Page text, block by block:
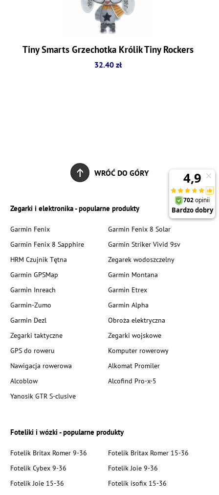
Tiny Smarts Grzechotka Królik Tiny Rockers
32.40 zł
WRÓĆ DO GÓRY
Zegarki i elektronika - popularne produkty
Garmin Fenix
Garmin Fenix 8 Solar
Garmin Fenix 8 Sapphire
Garmin Striker Vivid 9sv
HRM Czujnik Tętna
Zegarek wodoszczelny
Garmin GPSMap
Garmin Montana
Garmin Inreach
Garmin Etrex
Garmin-Zumo
Garmin Alpha
Garmin Dezl
Obroża elektryczna
Zegarki taktyczne
Zegarki wojskowe
GPS do roweru
Komputer rowerowy
Nawigacja rowerowa
Alkomat Promiler
Alcoblow
Alcofind Pro-x-5
Yanosik GTR S-clusive
Foteliki i wózki - popularne produkty
Fotelik Britax Romer 9-36
Fotelik Britax Romer 15-36
Fotelik Cybex 9-36
Fotelik Joie 9-36
Fotelik Joie 15-36
Fotelik isofix 15-36